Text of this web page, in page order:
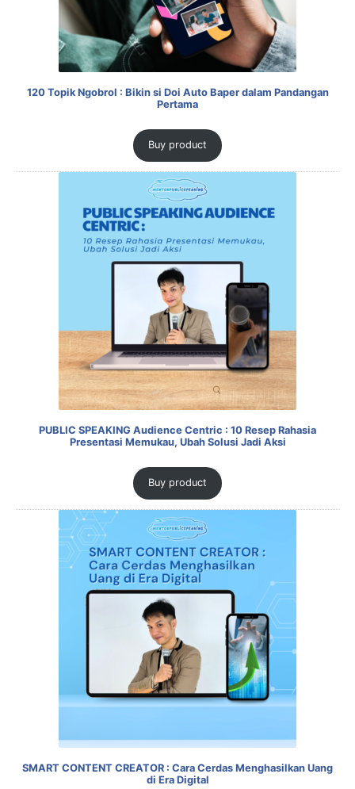
120 Topik Ngobrol : Bikin si Doi Auto Baper dalam Pandangan
Pertama
Buy product
PUBLIC SPEAKING Audience Centric : 10 Resep Rahasia
Presentasi Memukau, Ubah Solusi Jadi Aksi
Buy product
SMART CONTENT CREATOR : Cara Cerdas Menghasilkan Uang
di Era Digital